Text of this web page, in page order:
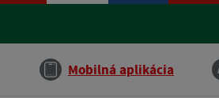
Mobilná aplikácia